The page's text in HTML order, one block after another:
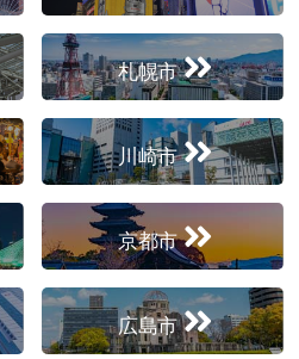
札幌市
川崎市
京都市
広島市